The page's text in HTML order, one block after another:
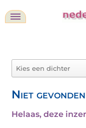
Niet gevonden
Helaas, deze